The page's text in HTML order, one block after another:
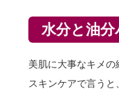
水分と油
美肌に大事なキメ
スキンケアで言う